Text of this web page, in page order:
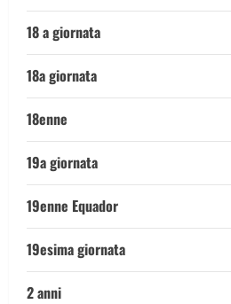
18 a giornata
18a giornata
18enne
19a giornata
19enne Equador
19esima giornata
2 anni